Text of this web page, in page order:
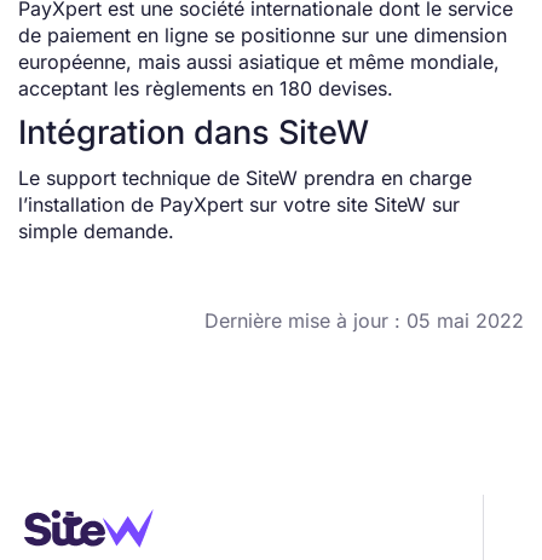
PayXpert est une société internationale dont le service
de paiement en ligne se positionne sur une dimension
européenne, mais aussi asiatique et même mondiale,
acceptant les règlements en 180 devises.
Intégration dans SiteW
Le support technique de SiteW prendra en charge
l’installation de PayXpert sur votre site SiteW sur
simple demande.
Dernière mise à jour : 05 mai 2022